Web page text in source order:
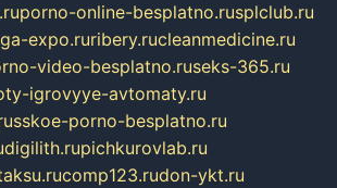
porno-online-besplatno.rusplclub.ru
expo.ruribery.rucleanmedicine.ru
video-besplatno.ruseks-365.ru
igrovyye-avtomaty.ru
porno-besplatno.ru
digilith.rupichkurovlab.ru
comp123.rudon-ykt.ru